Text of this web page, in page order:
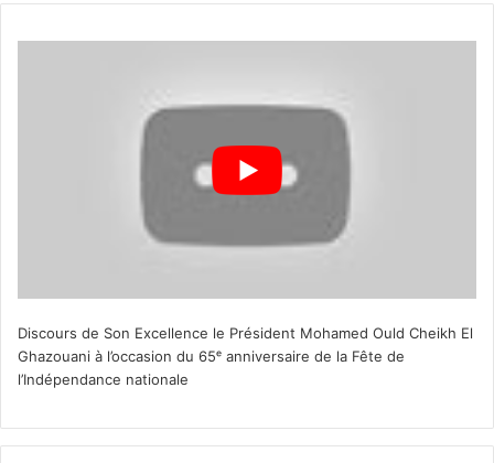
Discours de Son Excellence le Président Mohamed Ould Cheikh El
Ghazouani à l’occasion du 65ᵉ anniversaire de la Fête de
l’Indépendance nationale